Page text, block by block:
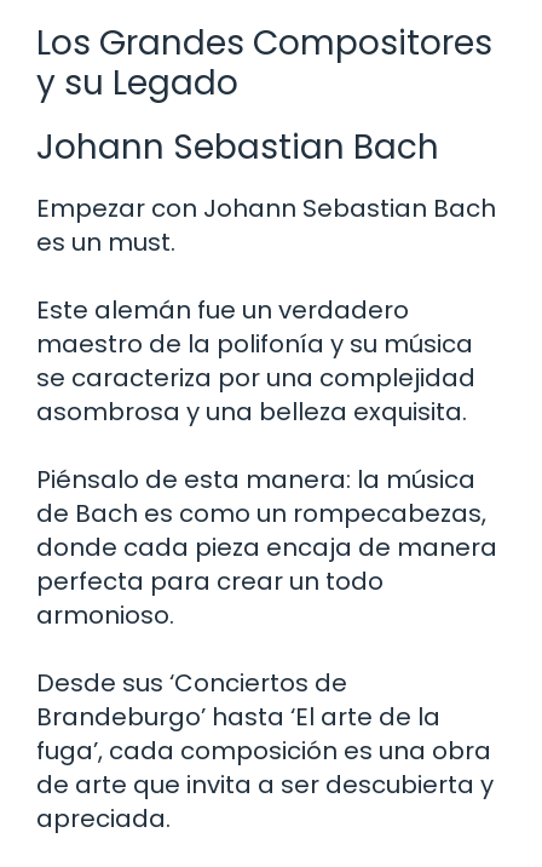
Los Grandes Compositores
y su Legado
Johann Sebastian Bach
Empezar con Johann Sebastian Bach
es un must.
Este alemán fue un verdadero
maestro de la polifonía y su música
se caracteriza por una complejidad
asombrosa y una belleza exquisita.
Piénsalo de esta manera: la música
de Bach es como un rompecabezas,
donde cada pieza encaja de manera
perfecta para crear un todo
armonioso.
Desde sus ‘Conciertos de
Brandeburgo’ hasta ‘El arte de la
fuga’, cada composición es una obra
de arte que invita a ser descubierta y
apreciada.